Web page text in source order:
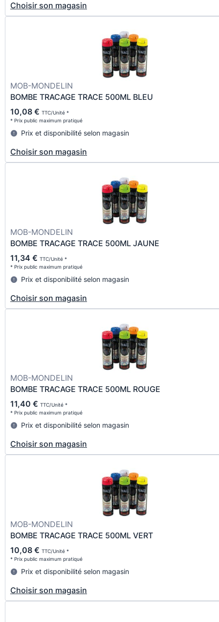
Choisir son magasin
MOB-MONDELIN
BOMBE TRACAGE TRACE 500ML BLEU
10,08 € TTC/Unité *
* Prix public maximum pratiqué
Prix et disponibilité selon magasin
Choisir son magasin
MOB-MONDELIN
BOMBE TRACAGE TRACE 500ML JAUNE
11,34 € TTC/Unité *
* Prix public maximum pratiqué
Prix et disponibilité selon magasin
Choisir son magasin
MOB-MONDELIN
BOMBE TRACAGE TRACE 500ML ROUGE
11,40 € TTC/Unité *
* Prix public maximum pratiqué
Prix et disponibilité selon magasin
Choisir son magasin
MOB-MONDELIN
BOMBE TRACAGE TRACE 500ML VERT
10,08 € TTC/Unité *
* Prix public maximum pratiqué
Prix et disponibilité selon magasin
Choisir son magasin